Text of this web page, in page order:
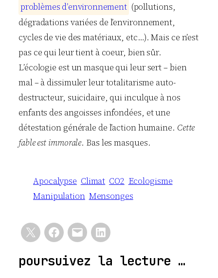
problèmes d’environnement (pollutions,
dégradations variées de l’environnement,
cycles de vie des matériaux, etc…). Mais ce n’est
pas ce qui leur tient à coeur, bien sûr.
L’écologie est un masque qui leur sert – bien
mal – à dissimuler leur totalitarisme auto-
destructeur, suicidaire, qui inculque à nos
enfants des angoisses infondées, et une
détestation générale de l’action humaine. Cette
fable est immorale. Bas les masques.
Apocalypse Climat CO2 Ecologisme
Manipulation Mensonges
poursuivez la lecture …